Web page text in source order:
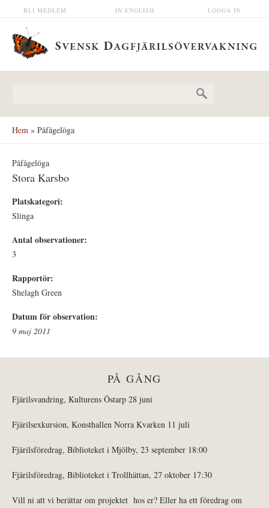
Hoppa till huvudinnehåll LOGGA IN
IN ENGLISH
BLI MEDLEM
Hem » Påfågelöga
Påfågelöga
Stora Karsbo
Platskategori:
Slinga
Antal observationer:
3
Rapportör:
Shelagh Green
Datum för observation:
9 maj 2011
PÅ GÅNG
Fjärilsvandring, Kulturens Östarp 28 juni
Fjärilsexkursion, Konsthallen Norra Kvarken 11 juli
Fjärilsföredrag, Biblioteket i Mjölby, 23 september 18:00
Fjärilsföredrag, Biblioteket i Trollhättan, 27 oktober 17:30
Vill ni att vi berättar om projektet hos er? Eller ha ett föredrag om